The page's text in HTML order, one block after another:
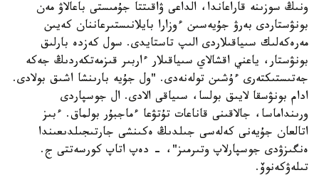
ونىڭ سوزىنە قاراعاندا، الداعى ۋاقىتتا جۇمىستى باعالاۋ مەن
بونۋستاردى بەرۋ جۇيەسىن ءوزارا بايلانىستىرعاننان كەيىن
مەرەكەلىك سىياقىلاردى الىپ تاستايدى. سول كەزدە بارلىق
بونۋستار، ياعني اقشالاي سىياقىلار ءاربىر قىزمەتكەردىڭ جەكە
جەتىستىكتەرى ءۇشىن تولەنەدى. "ول جۇيە بارىنشا اشىق بولادى.
ادام بونۋسقا لايىق بولسا، سىياقى الادى. ال جوسپاردى
ورىنداماسا، جالاقىنى قاناعات تۇتۋعا ءماجبۇر بولماق. ءبىز
اتالعان جۇيەنى كەلەسى جىلدىڭ ەكىنشى جارتىجىلدىعىندا
ەنگىزۋدى جوسپارلاپ وتىرمىز"، - دەپ اتاپ كورسەتتى ج.
تىلەۋكەنوۆ.